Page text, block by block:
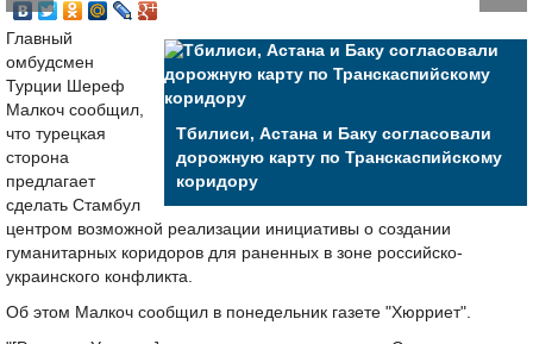
Тбилиси, Астана и Баку согласовали
дорожную карту по Транскаспийскому
коридору
Главный
омбудсмен
Турции Шереф
Малкоч сообщил,
что турецкая
сторона
предлагает
сделать Стамбул
центром возможной реализации инициативы о создании
гуманитарных коридоров для раненных в зоне российско-
украинского конфликта.
Об этом Малкоч сообщил в понедельник газете "Хюрриет".